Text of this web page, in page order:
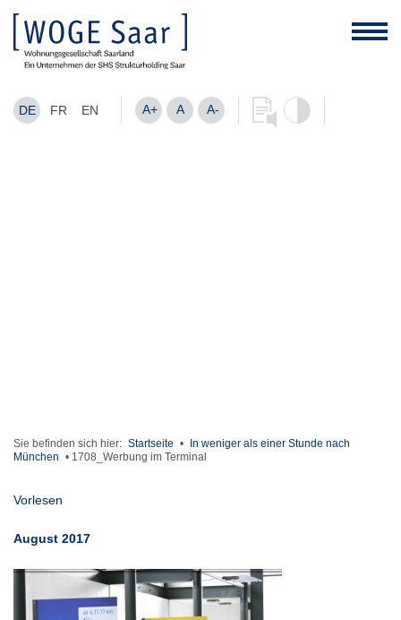
DE FR EN A+ A A-
Sie befinden sich hier: Startseite •
In weniger als einer Stunde nach
München • 1708_Werbung im Terminal
Vorlesen
August 2017